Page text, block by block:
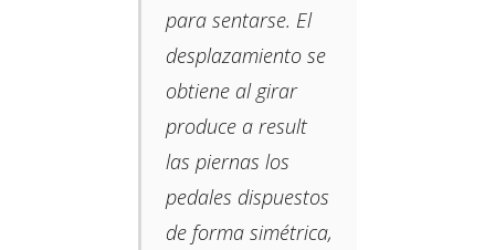
para sentarse. El
desplazamiento se
obtiene al girar
produce a result
las piernas los
pedales dispuestos
de forma simétrica,